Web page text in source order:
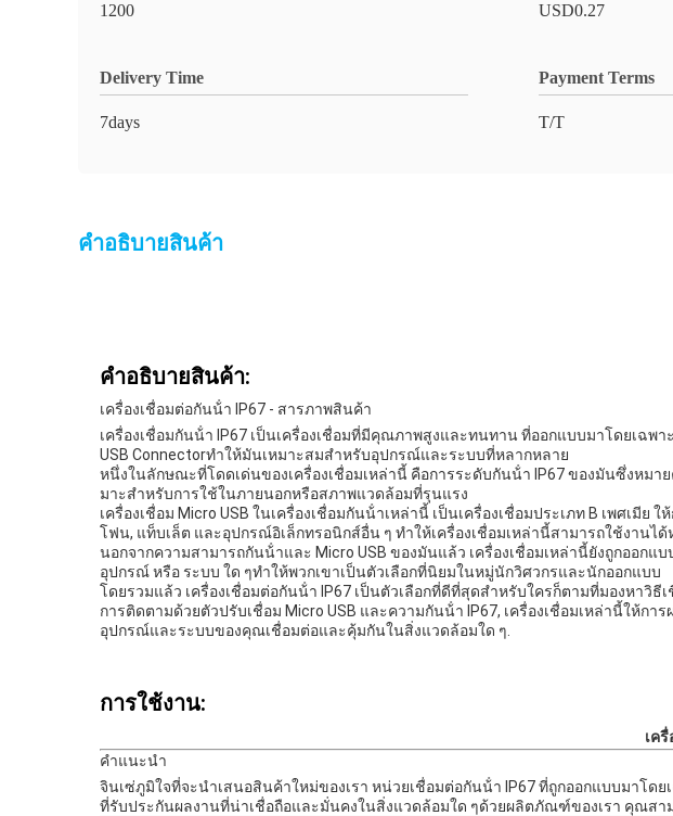
1200 USD0.27
Delivery Time
7days
Payment Terms
T/T
คําอธิบายสินค้า
คําอธิบายสินค้า:
เครื่องเชื่อมต่อกันน้ํา IP67 - สารภาพสินค้า
เครื่องเชื่อมกันน้ํา IP67 เป็นเครื่องเชื่อมที่มีคุณภาพสูงและทนทาน ที่ออกแบบมาโดยเฉ
USB Connectorทําให้มันเหมาะสมสําหรับอุปกรณ์และระบบที่หลากหลาย
หนึ่งในลักษณะที่โดดเด่นของเครื่องเชื่อมเหล่านี้ คือการระดับกันน้ํา IP67 ของมันซึ่งหม
มาะสําหรับการใช้ในภายนอกหรือสภาพแวดล้อมที่รุนแรง
เครื่องเชื่อม Micro USB ในเครื่องเชื่อมกันน้ําเหล่านี้ เป็นเครื่องเชื่อมประเภท B เพศเ
โฟน, แท็บเล็ต และอุปกรณ์อิเล็กทรอนิกส์อื่น ๆ ทําให้เครื่องเชื่อมเหล่านี้สามารถใช้งาน
นอกจากความสามารถกันน้ําและ Micro USB ของมันแล้ว เครื่องเชื่อมเหล่านี้ยังถูกออกแ
อุปกรณ์ หรือ ระบบ ใด ๆทําให้พวกเขาเป็นตัวเลือกที่นิยมในหมู่นักวิศวกรและนักออกแบบ
โดยรวมแล้ว เครื่องเชื่อมต่อกันน้ํา IP67 เป็นตัวเลือกที่ดีที่สุดสําหรับใครก็ตามที่มองหา
การติดตามด้วยตัวปรับเชื่อม Micro USB และความกันน้ํา IP67, เครื่องเชื่อมเหล่านี้ให้
อุปกรณ์และระบบของคุณเชื่อมต่อและคุ้มกันในสิ่งแวดล้อมใด ๆ.
การใช้งาน:
เค
คําแนะนํา
จินเซ่ภูมิใจที่จะนําเสนอสินค้าใหม่ของเรา หน่วยเชื่อมต่อกันน้ํา IP67 ที่ถูกออกแบบมาโ
ที่รับประกันผลงานที่น่าเชื่อถือและมั่นคงในสิ่งแวดล้อมใด ๆด้วยผลิตภัณฑ์ของเรา คุณส